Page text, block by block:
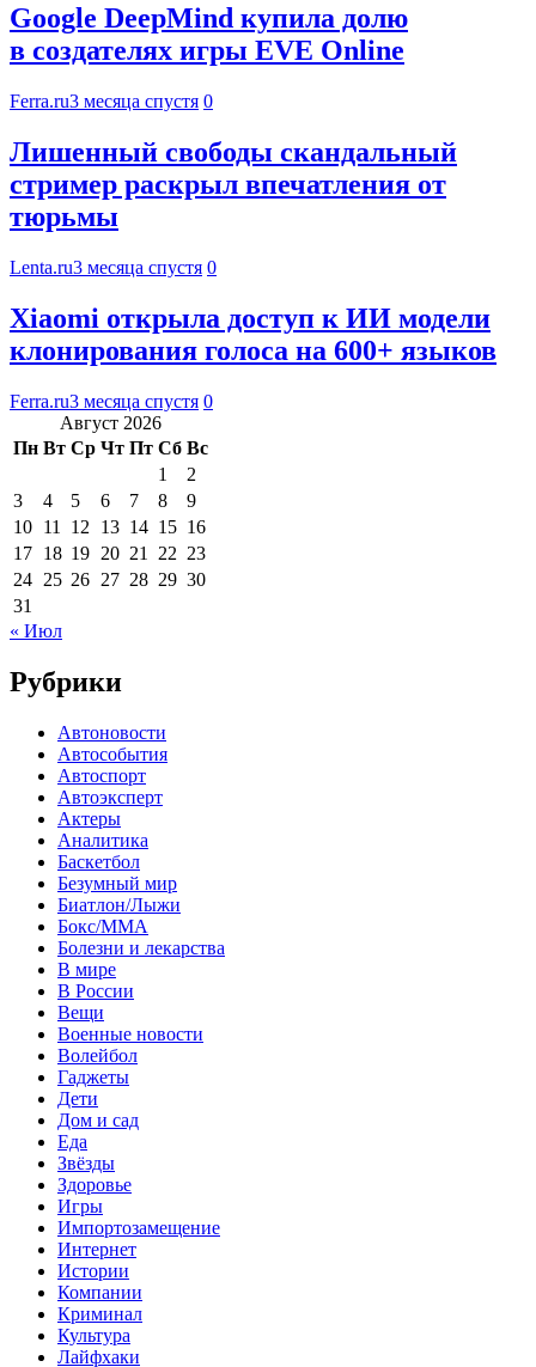
Google DeepMind купила долю
в создателях игры EVE Online
Ferra.ru3 месяца спустя 0
Лишенный свободы скандальный
стример раскрыл впечатления от
тюрьмы
Lenta.ru3 месяца спустя 0
Xiaomi открыла доступ к ИИ модели
клонирования голоса на 600+ языков
Ferra.ru3 месяца спустя 0
Август 2026
Пн Вт Ср Чт Пт Сб Вс
1
2
3
4 5 6 7 8
9
10 11 12 13 14 15 16
17 18 19 20 21 22 23
24 25 26 27 28 29 30
31
« Июл
Рубрики
Автоновости
Автособытия
Автоспорт
Автоэксперт
Актеры
Аналитика
Баскетбол
Безумный мир
Биатлон/Лыжи
Бокс/MMA
Болезни и лекарства
В мире
В России
Вещи
Военные новости
Волейбол
Гаджеты
Дети
Дом и сад
Еда
Звёзды
Здоровье
Игры
Импортозамещение
Интернет
Истории
Компании
Криминал
Культура
Лайфхаки